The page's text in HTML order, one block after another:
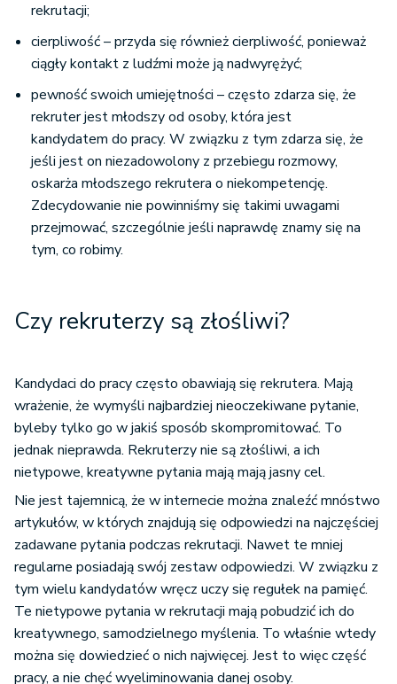
rekrutacji;
cierpliwość – przyda się również cierpliwość, ponieważ
ciągły kontakt z ludźmi może ją nadwyrężyć;
pewność swoich umiejętności – często zdarza się, że
rekruter jest młodszy od osoby, która jest
kandydatem do pracy. W związku z tym zdarza się, że
jeśli jest on niezadowolony z przebiegu rozmowy,
oskarża młodszego rekrutera o niekompetencję.
Zdecydowanie nie powinniśmy się takimi uwagami
przejmować, szczególnie jeśli naprawdę znamy się na
tym, co robimy.
Czy rekruterzy są złośliwi?
Kandydaci do pracy często obawiają się rekrutera. Mają
wrażenie, że wymyśli najbardziej nieoczekiwane pytanie,
byleby tylko go w jakiś sposób skompromitować. To
jednak nieprawda. Rekruterzy nie są złośliwi, a ich
nietypowe, kreatywne pytania mają mają jasny cel.
Nie jest tajemnicą, że w internecie można znaleźć mnóstwo
artykułów, w których znajdują się odpowiedzi na najczęściej
zadawane pytania podczas rekrutacji. Nawet te mniej
regularne posiadają swój zestaw odpowiedzi. W związku z
tym wielu kandydatów wręcz uczy się regułek na pamięć.
Te nietypowe pytania w rekrutacji mają pobudzić ich do
kreatywnego, samodzielnego myślenia. To właśnie wtedy
można się dowiedzieć o nich najwięcej. Jest to więc część
pracy, a nie chęć wyeliminowania danej osoby.